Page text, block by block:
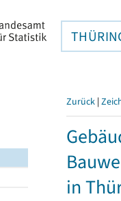
Zurück |
in